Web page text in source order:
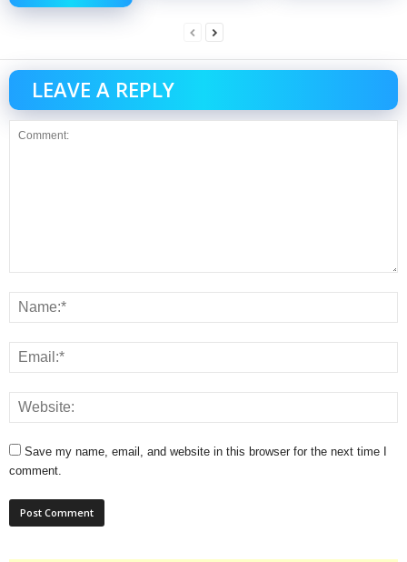
LEAVE A REPLY
Save my name, email, and website in this browser for the next time I
comment.